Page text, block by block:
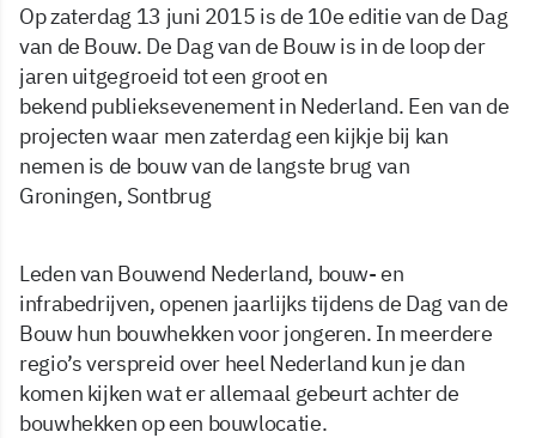
Op zaterdag 13 juni 2015 is de 10e editie van de Dag
van de Bouw. De Dag van de Bouw is in de loop der
jaren uitgegroeid tot een groot en
bekend publieksevenement in Nederland. Een van de
projecten waar men zaterdag een kijkje bij kan
nemen is de bouw van de langste brug van
Groningen, Sontbrug
Leden van Bouwend Nederland, bouw- en
infrabedrijven, openen jaarlijks tijdens de Dag van de
Bouw hun bouwhekken voor jongeren. In meerdere
regio’s verspreid over heel Nederland kun je dan
komen kijken wat er allemaal gebeurt achter de
bouwhekken op een bouwlocatie.